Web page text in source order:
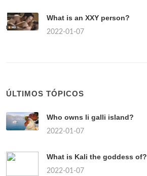
What is an XXY person?
2022-01-07
ÚLTIMOS TÓPICOS
Who owns li galli island?
2022-01-07
What is Kali the goddess of?
2022-01-07